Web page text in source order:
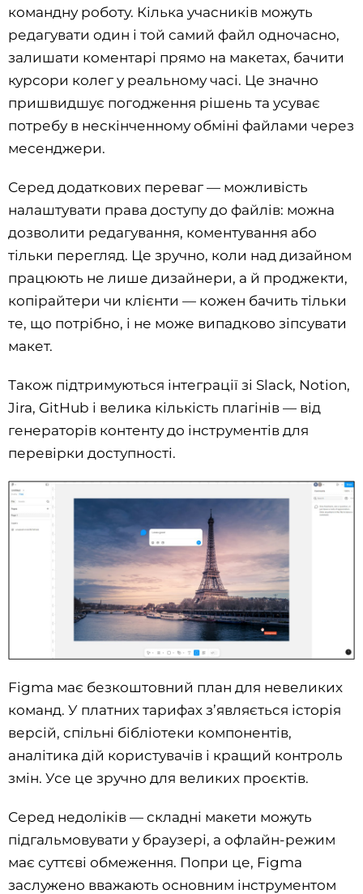
командну роботу. Кілька учасників можуть
редагувати один і той самий файл одночасно,
залишати коментарі прямо на макетах, бачити
курсори колег у реальному часі. Це значно
пришвидшує погодження рішень та усуває
потребу в нескінченному обміні файлами через
месенджери.
Серед додаткових переваг — можливість
налаштувати права доступу до файлів: можна
дозволити редагування, коментування або
тільки перегляд. Це зручно, коли над дизайном
працюють не лише дизайнери, а й проджекти,
копірайтери чи клієнти — кожен бачить тільки
те, що потрібно, і не може випадково зіпсувати
макет.
Також підтримуються інтеграції зі Slack, Notion,
Jira, GitHub і велика кількість плагінів — від
генераторів контенту до інструментів для
перевірки доступності.
Figma має безкоштовний план для невеликих
команд. У платних тарифах з’являється історія
версій, спільні бібліотеки компонентів,
аналітика дій користувачів і кращий контроль
змін. Усе це зручно для великих проєктів.
Серед недоліків — складні макети можуть
підгальмовувати у браузері, а офлайн-режим
має суттєві обмеження. Попри це, Figma
заслужено вважають основним інструментом